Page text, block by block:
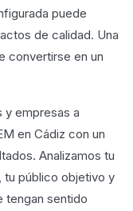
puede
de calidad. Una
convertirse en un
y empresas a
en Cádiz con un
Analizamos tu
público objetivo y
tengan sentido